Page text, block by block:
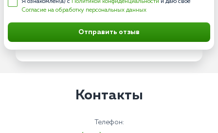
Я ознакомлен(а) с Политикой конфиденциальности и даю свое
Согласие на обработку персональных данных
Отправить отзыв
Контакты
Телефон: